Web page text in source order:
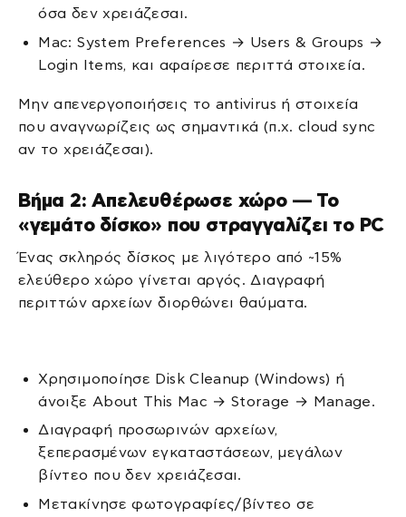
όσα δεν χρειάζεσαι.
Mac: System Preferences → Users & Groups →
Login Items, και αφαίρεσε περιττά στοιχεία.
Μην απενεργοποιήσεις το antivirus ή στοιχεία
που αναγνωρίζεις ως σημαντικά (π.χ. cloud sync
αν το χρειάζεσαι).
Βήμα 2: Απελευθέρωσε χώρο — Το
«γεμάτο δίσκο» που στραγγαλίζει το PC
Ένας σκληρός δίσκος με λιγότερο από ~15%
ελεύθερο χώρο γίνεται αργός. Διαγραφή
περιττών αρχείων διορθώνει θαύματα.
Χρησιμοποίησε Disk Cleanup (Windows) ή
άνοιξε About This Mac → Storage → Manage.
Διαγραφή προσωρινών αρχείων,
ξεπερασμένων εγκαταστάσεων, μεγάλων
βίντεο που δεν χρειάζεσαι.
Μετακίνησε φωτογραφίες/βίντεο σε